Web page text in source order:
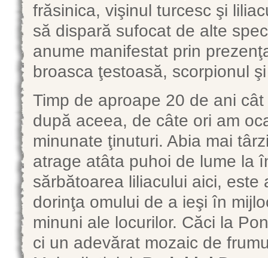
frăsinica, vişinul turcesc şi
să dispară sufocat de alte
anume manifestat prin
broasca ţestoasă, scorpionul
Timp de aproape 20 de ani
după aceea, de câte ori am
minunate ţinuturi. Abia mai
atrage atâta puhoi de lume la
sărbătoarea liliacului aici,
dorinţa omului de a ieşi în
minuni ale locurilor. Căci la
ci un adevărat mozaic de